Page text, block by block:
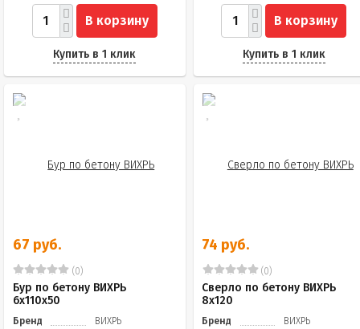
В корзину
Купить в 1 клик
В корзину
Купить в 1 клик
67 руб.
(0)
Бур по бетону ВИХРЬ
6x110x50
Бренд
ВИХРЬ
74 руб.
(0)
Сверло по бетону ВИХРЬ
8x120
Бренд
ВИХРЬ